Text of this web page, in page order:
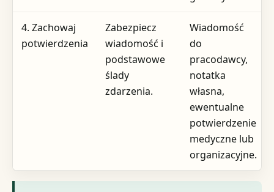
4. Zachowaj
potwierdzenia
Zabezpiecz
wiadomość i
podstawowe
ślady
zdarzenia.
Wiadomość
do
pracodawcy,
notatka
własna,
ewentualne
potwierdzenie
medyczne lub
organizacyjne.